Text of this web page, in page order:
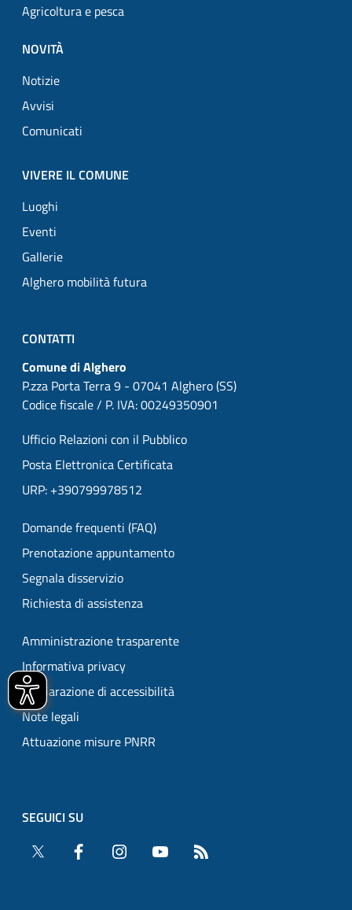
Agricoltura e pesca
NOVITÀ
Notizie
Avvisi
Comunicati
VIVERE IL COMUNE
Luoghi
Eventi
Gallerie
Alghero mobilità futura
CONTATTI
Comune di Alghero
P.zza Porta Terra 9 - 07041 Alghero (SS)
Codice fiscale / P. IVA: 00249350901
Ufficio Relazioni con il Pubblico
Posta Elettronica Certificata
URP: +390799978512
Domande frequenti (FAQ)
Prenotazione appuntamento
Segnala disservizio
Richiesta di assistenza
Amministrazione trasparente
Informativa privacy
Dichiarazione di accessibilità
Note legali
Attuazione misure PNRR
SEGUICI SU
Twitter
Facebook Instagram YouTube